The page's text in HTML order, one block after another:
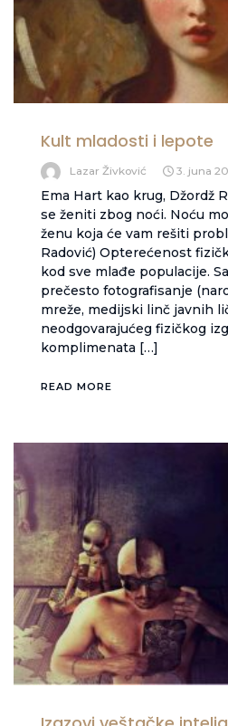
Kult mladosti i lepote
Lazar Živković 3. juna
Ema Hart kao krug, Džordž
se ženiti zbog noći. Noću
ženu koja će vam rešiti
Radović) Opterećenost
kod sve mlađe populacije.
prečesto fotografisanje
mreže, medijski linč javnih
neodgovarajućeg fizičkog
komplimenata […]
READ MORE